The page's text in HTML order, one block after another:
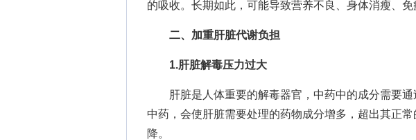
的吸收。长期如此，可能导致营养不良、身体消瘦、免
二、加重肝脏代谢负担
1.肝脏解毒压力过大
肝脏是人体重要的解毒器官，中药中的成分需要通
中药，会使肝脏需要处理的药物成分增多，超出其正
降。